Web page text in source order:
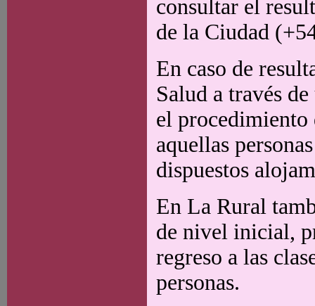
consultar el
de la Ciudad
En caso de
Salud a través
el procedimiento
aquellas
dispuestos
En La Rural
de nivel inicial,
regreso a las
personas.